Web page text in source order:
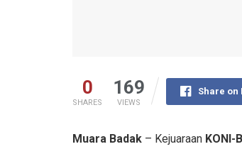
0
SHARES
169
VIEWS
Share on
Muara Badak – Kejuaraan KONI-